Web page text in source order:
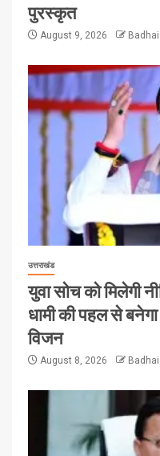
पुरस्कृत
August 9, 2026
उत्तराखंड
युवा सोच को मिलेगी
धामी की पहल से
विजन
August 8, 2026